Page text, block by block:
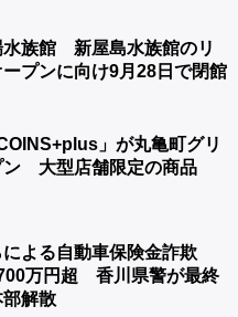
水族館 新屋島水族館のリ
プンに向け9月28日で閉館
」が丸亀町グリ
ン 大型店舗限定の商品
による自動車保険金詐欺
万円超 香川県警が最終
解散